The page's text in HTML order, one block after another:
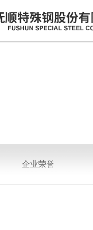
企业荣誉